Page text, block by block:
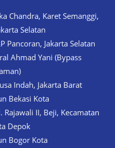
Chandra, Karet Semanggi,
Selatan
Pancoran, Jakarta Selatan
Ahmad Yani (Bypass
Indah, Jakarta Barat
Bekasi Kota
Rajawali II, Beji, Kecamatan
Depok
Bogor Kota